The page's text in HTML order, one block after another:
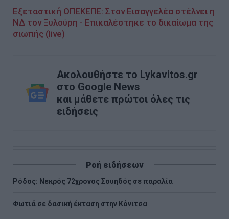
Εξεταστική ΟΠΕΚΕΠΕ: Στον Εισαγγελέα στέλνει η
ΝΔ τον Ξυλούρη - Επικαλέστηκε το δικαίωμα της
σιωπής (live)
Ακολουθήστε το Lykavitos.gr
στο Google News
και μάθετε πρώτοι όλες τις
ειδήσεις
Ροή ειδήσεων
Ρόδος: Νεκρός 72χρονος Σουηδός σε παραλία
Φωτιά σε δασική έκταση στην Κόνιτσα